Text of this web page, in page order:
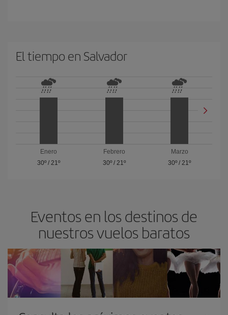
El tiempo en Salvador
Enero
30º/ 21º
Febrero
30º/ 21º
Marzo
30º / 21º
Eventos en los destinos de
nuestros vuelos baratos